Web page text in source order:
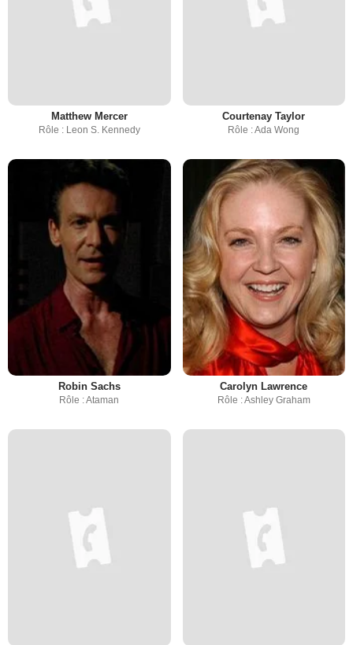
Matthew Mercer
Rôle : Leon S. Kennedy
Courtenay Taylor
Rôle : Ada Wong
Robin Sachs
Rôle : Ataman
Carolyn Lawrence
Rôle : Ashley Graham